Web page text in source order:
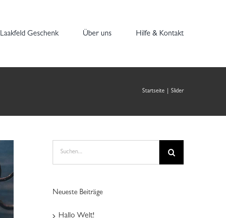
Laakfeld Geschenk Über uns Hilfe & Kontakt
Startseite Slider
Neueste Beiträge
Hallo Welt!